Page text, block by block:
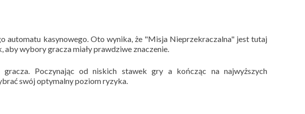
automatu kasynowego. Oto wynika, że "Misja Nieprzekraczalna" jest tutaj
wybory gracza miały prawdziwe znaczenie.
Poczynając od niskich stawek gry a kończąc na najwyższych
swój optymalny poziom ryzyka.